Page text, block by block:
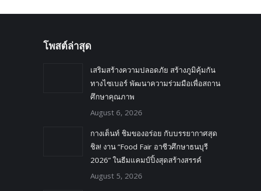
โพสต์ล่าสุด
เสริมสร้างความปลอดภัย สร้างภูมิคุ้มกัน
ทางไซเบอร์ พัฒนาความร่วมมือเพื่อสถาน
ศึกษาคุณภาพ
August 6, 2026
กางเต็นท์ ชิมของอร่อย กับบรรยากาศสุด
ชิล! งาน “Food Fair อาชีวศึกษาธนบุรี
2026” ในธีมแคมป์ปิ้งสุดสร้างสรรค์
August 5, 2026